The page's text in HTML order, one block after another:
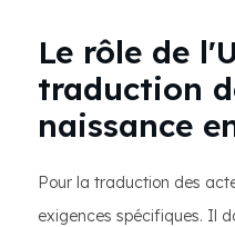
Le rôle de
traduction
naissance
Pour la traduction des
exigences spécifiques. Il